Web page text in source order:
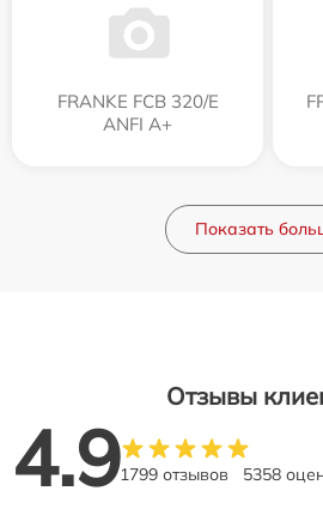
FRANKE FCB 320/E
ANFI A+
Показать
Отзывы
4.91799 отзывов 5358